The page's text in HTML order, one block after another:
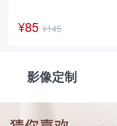
¥85 ¥145
影像定制